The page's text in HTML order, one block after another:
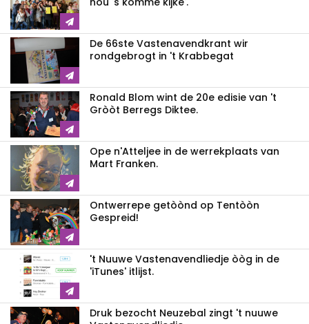
De 66ste Vastenavendkrant wir
rondgebrogt in 't Krabbegat
Ronald Blom wint de 20e edisie van 't
Gròòt Berregs Diktee.
Ope n'Atteljee in de werrekplaats van
Mart Franken.
Ontwerrepe getòònd op Tentòòn
Gespreid!
't Nuuwe Vastenavendliedje òòg in de
'iTunes' itlijst.
Druk bezocht Neuzebal zingt 't nuuwe